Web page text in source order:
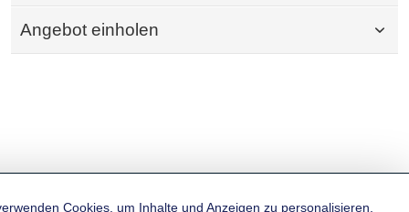
Angebot einholen
Cookies, um Inhalte und Anzeigen zu personalisieren,